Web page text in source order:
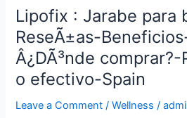
na
hubnutÃ­-
Recenze-
VÃ½hody-
Funguje-
koupit?
Lipofix : Jarabe para
ReseÃ±as-
Â¿DÃ³nde
o efectivo-Spain
Leave a Comment /Wellness /